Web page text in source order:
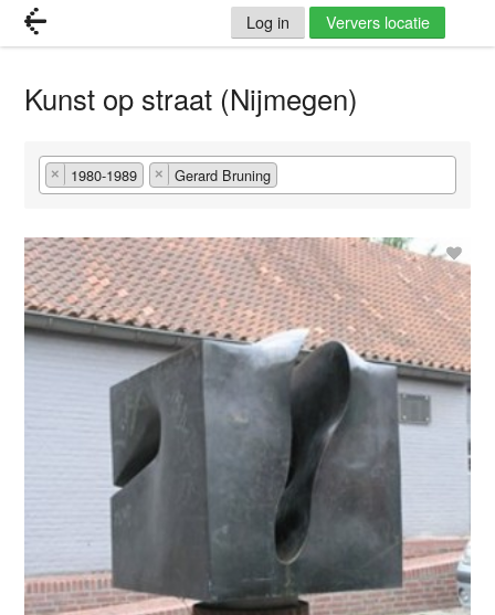
Log in Ververs locatie
Kunst op straat (Nijmegen)
× 1980-1989 × Gerard Bruning